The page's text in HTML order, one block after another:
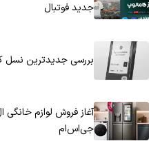
جدید فوتبال
بررسی جدیدترین نسل
آغاز فروش لوازم
جی‌اس‌ام